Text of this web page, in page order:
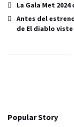
La Gala Met
Antes del
de El diablo
Popular Story